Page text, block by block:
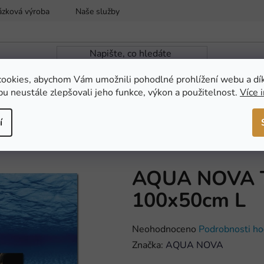
abychom Vám umožnili pohodlné prohlížení webu a
neustále zlepšovali jeho funkce, výkon a použitelnost. Více
výroba Naše služby
AKCE
AQUA NOVA
100x50cm L
Průměrné
hodnocení
Neohodnoceno Podrobnosti
Značka: AQUA NOVA